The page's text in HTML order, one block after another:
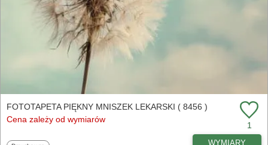
FOTOTAPETA PIĘKNY MNISZEK LEKARSKI ( 8456 )
Cena zależy od wymiarów
1
WYMIARY